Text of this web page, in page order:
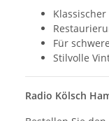
Für
Stilvolle
Radio Kölsch